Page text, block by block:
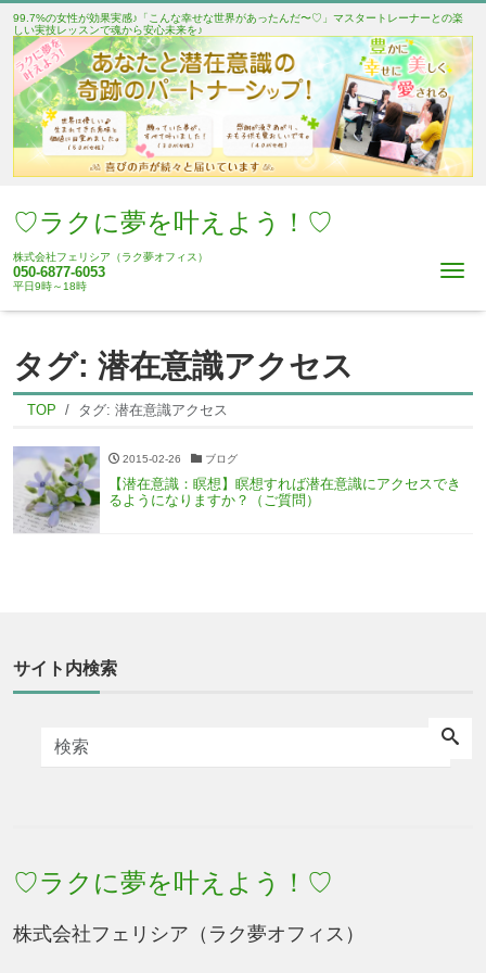
99.7%の女性が効果実感♪「こんな幸せな世界があったんだ〜♡」マスタートレーナーとの楽
しい実技レッスンで魂から安心未来を♪
♡ラクに夢を叶えよう！♡
株式会社フェリシア（ラク夢オフィス）
050-6877-6053
平日9時～18時
タグ: 潜在意識アクセス
TOP タグ: 潜在意識アクセス
2015-02-26 ブログ
【潜在意識：瞑想】瞑想すれば潜在意識にアクセスでき
るようになりますか？（ご質問）
サイト内検索
♡ラクに夢を叶えよう！♡
株式会社フェリシア（ラク夢オフィス）